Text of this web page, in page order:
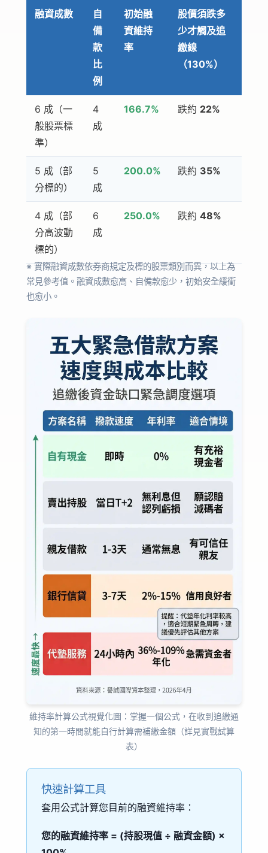
融資成數
自
備
款
比
例
初始融
資維持
率
股價須跌多
少才觸及追
繳線
（130%）
6 成（一
般股票標
準）
4
成
166.7% 跌約 22%
5 成（部
分標的）
5
成
200.0% 跌約 35%
4 成（部
分高波動
標的）
6
成
250.0% 跌約 48%
※ 實際融資成數依券商規定及標的股票類別而異，以上為
常見參考值。融資成數愈高、自備款愈少，初始安全緩衝
也愈小。
維持率計算公式視覺化圖：掌握一個公式，在收到追繳通
知的第一時間就能自行計算需補繳金額（詳見實戰試算
表）
快速計算工具
套用公式計算您目前的融資維持率：
您的融資維持率 = (持股現值 ÷ 融資金額) ×